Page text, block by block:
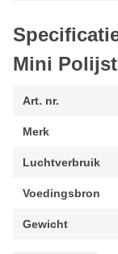
polijstmachine
kleine
motor, is deze
rondom
Kenmerken van
Spindel maat: M6
Diameter schijf
Mini
Art. nr.
Merk
Luchtverbruik
Voedingsbron
Gewicht